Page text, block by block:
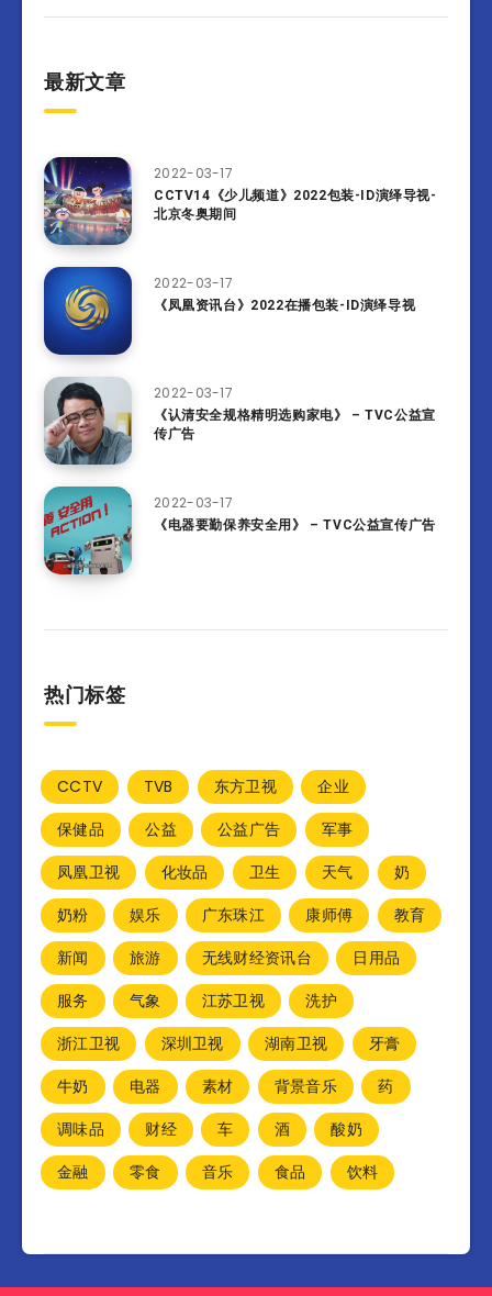
最新文章
2022-03-17
CCTV14《少儿频道》2022包装-ID演绎导视-
北京冬奥期间
2022-03-17
《凤凰资讯台》2022在播包装-ID演绎导视
2022-03-17
《认清安全规格精明选购家电》 – TVC公益宣
传广告
2022-03-17
《电器要勤保养安全用》 – TVC公益宣传广告
热门标签
CCTV TVB 东方卫视
企业
保健品
公益 公益广告
军事
凤凰卫视
化妆品 卫生 天气
奶
奶粉
娱乐 广东珠江 康师傅
教育
新闻
旅游 无线财经资讯台
日用品
服务
气象 江苏卫视
洗护
浙江卫视
深圳卫视 湖南卫视
牙膏
牛奶
电器 素材 背景音乐
药
调味品
财经 车 酒
酸奶
金融
零食 音乐 食品 饮料